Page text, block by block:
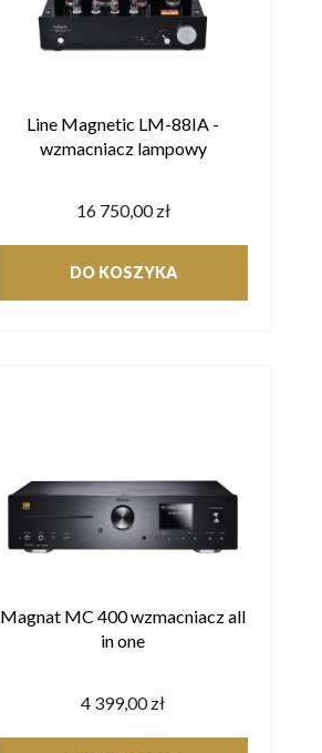
Line Magnetic LM-88IA -
wzmacniacz lampowy
16 750,00 zł
DO KOSZYKA
Magnat MC 400 wzmacniacz all
in one
4 399,00 zł